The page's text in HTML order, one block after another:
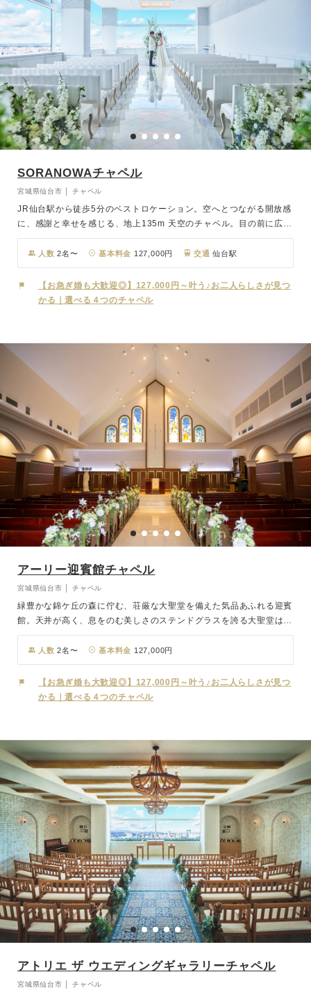
SORANOWAチャペル
宮城県仙台市 │ チャペル
JR仙台駅から徒歩5分のベストロケーション。空へとつながる開放感
に、感謝と幸せを感じる、地上135m 天空のチャペル。目の前に広が
る仙台の街で永遠の誓いを。挙式後は「SS30」の30階、地上135m
に位置する展望台で気温や天候を気にせずアフターセレモニーを楽し
めます。夕刻から移ろう夜景100選認定の街夜景が美しいナイトウエ
ディングも。 「SORANOWA」で心あたたまる感動の一日をお過ご
しください。
人数 2名〜 基本料金 127,000円 交通 仙台駅
【お急ぎ婚も大歓迎◎】127,000円～叶う♪お二人らしさが見つ
かる｜選べる４つのチャペル
アーリー迎賓館チャペル
宮城県仙台市 │ チャペル
緑豊かな錦ケ丘の森に佇む、荘厳な大聖堂を備えた気品あふれる迎賓
館。天井が高く、息をのむ美しさのステンドグラスを誇る大聖堂は圧
巻。三角の天井とステンドグラスがアクセントの荘厳なチャペルでも
あり、チャペルの大階段は新婦の憧れスポット。ブーケトスやフラワ
ーシャワーなどでご利用可能です。JR「仙台駅」から車で20分とア
クセスの良さも魅力です。
人数 2名〜 基本料金 127,000円
【お急ぎ婚も大歓迎◎】127,000円～叶う♪お二人らしさが見つ
かる｜選べる４つのチャペル
アトリエ ザ ウエディングギャラリーチャペル
宮城県仙台市 │ チャペル